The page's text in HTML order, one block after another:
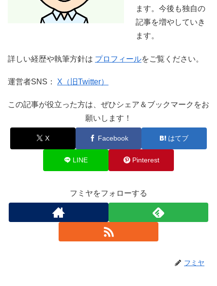
ます。今後も独自の
記事を増やしていき
ます。
詳しい経歴や執筆方針は プロフィールをご覧ください。
運営者SNS： X（旧Twitter）
この記事が役立った方は、ぜひシェア＆ブックマークをお
願いします！
X Facebook はてブ
LINE Pinterest
フミヤをフォローする
フミヤ